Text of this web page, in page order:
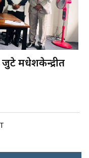
जुटे मधेशकेन्द्रीत